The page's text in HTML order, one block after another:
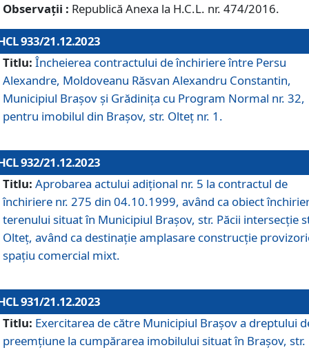
Observații : Republică Anexa la H.C.L. nr. 474/2016.
933/21.12.2023
Titlu: Încheierea contractului de închiriere între Persu
Alexandre, Moldoveanu Răsvan Alexandru Constantin,
Municipiul Braşov şi Grădinița cu Program Normal nr. 32,
pentru imobilul din Brașov, str. Olteț nr. 1.
932/21.12.2023
Titlu: Aprobarea actului adițional nr. 5 la contractul de
închiriere nr. 275 din 04.10.1999, având ca obiect
terenului situat în Municipiul Brașov, str. Păcii intersecție
Olteț, având ca destinație amplasare construcție
spațiu comercial mixt.
931/21.12.2023
Titlu: Exercitarea de către Municipiul Brașov a dreptului
preemțiune la cumpărarea imobilului situat în Brașov, str.